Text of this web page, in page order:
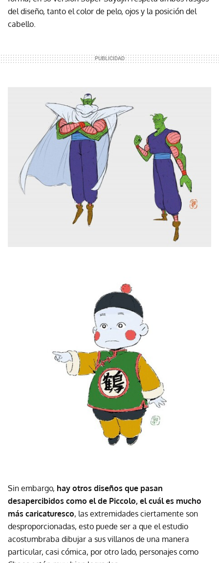
del diseño, tanto el color de pelo, ojos y la posición del
cabello.
Sin embargo, hay otros diseños que pasan
desapercibidos como el de Piccolo, el cuál es mucho
más caricaturesco, las extremidades ciertamente son
desproporcionadas, esto puede ser a que el estudio
acostumbraba dibujar a sus villanos de una manera
particular, casi cómica, por otro lado, personajes como